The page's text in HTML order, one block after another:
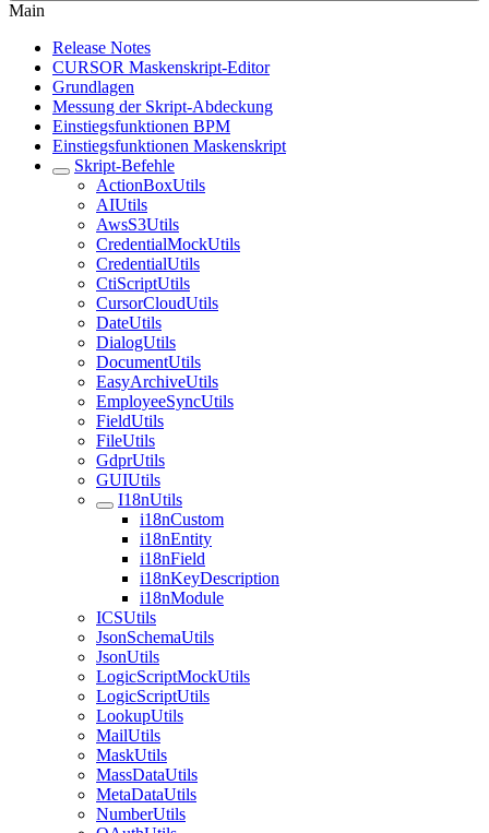
Main
Release Notes
CURSOR Maskenskript-Editor
Grundlagen
Messung der Skript-Abdeckung
Einstiegsfunktionen BPM
Einstiegsfunktionen Maskenskript
Skript-Befehle
ActionBoxUtils
AIUtils
AwsS3Utils
CredentialMockUtils
CredentialUtils
CtiScriptUtils
CursorCloudUtils
DateUtils
DialogUtils
DocumentUtils
EasyArchiveUtils
EmployeeSyncUtils
FieldUtils
FileUtils
GdprUtils
GUIUtils
I18nUtils
i18nCustom
i18nEntity
i18nField
i18nKeyDescription
i18nModule
ICSUtils
JsonSchemaUtils
JsonUtils
LogicScriptMockUtils
LogicScriptUtils
LookupUtils
MailUtils
MaskUtils
MassDataUtils
MetaDataUtils
NumberUtils